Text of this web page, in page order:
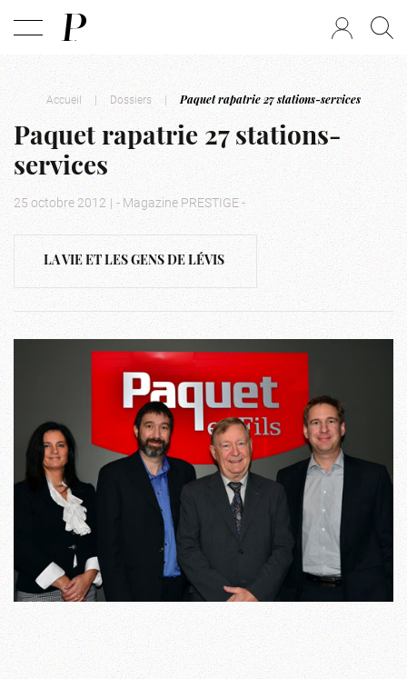
Accueil | Dossiers | Paquet rapatrie 27 stations-services
Paquet rapatrie 27 stations-
services
25 octobre 2012 | - Magazine PRESTIGE -
LA VIE ET LES GENS DE LÉVIS